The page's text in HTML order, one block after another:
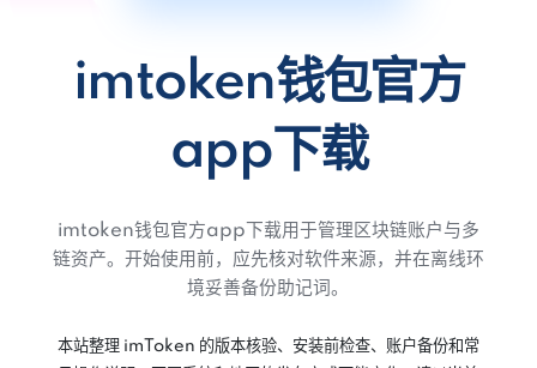
imtoken钱包官方
app下载
imtoken钱包官方app下载用于管理区块链账户与多
链资产。开始使用前，应先核对软件来源，并在离线环
境妥善备份助记词。
本站整理 imToken 的版本核验、安装前检查、账户备份和常